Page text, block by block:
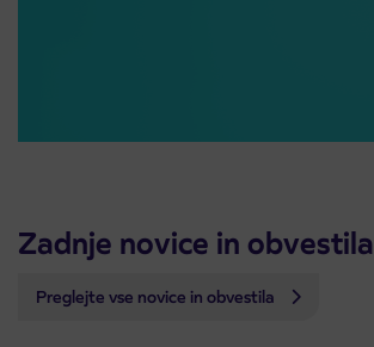
Zadnje novice in obvestila
Preglejte vse novice in obvestila